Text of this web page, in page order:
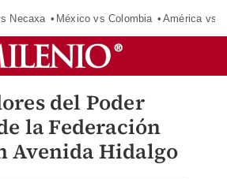
Necaxa México vs Colombia América vs
del Poder
la Federación
Avenida Hidalgo